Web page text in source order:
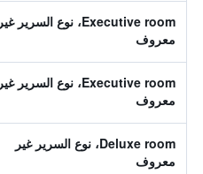
Executive room، نوع السرير غير
معروف
Executive room، نوع السرير غير
معروف
Deluxe room، نوع السرير غير
معروف